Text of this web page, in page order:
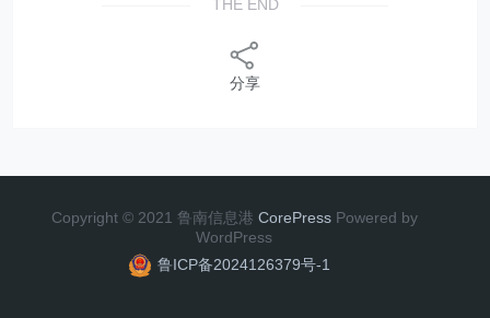
THE END
分享
Copyright © 2021 鲁南信息港 CorePress Powered by
WordPress
鲁ICP备2024126379号-1